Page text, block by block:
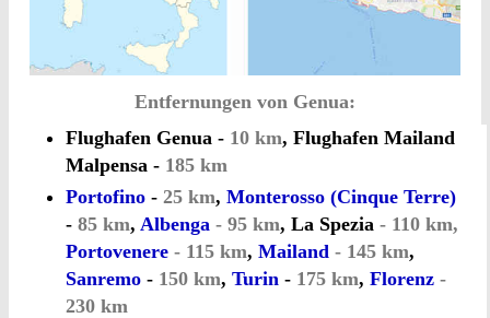
Entfernungen von Genua:
Flughafen Genua - 10 km, Flughafen Mailand
Malpensa - 185 km
Portofino - 25 km, Monterosso (Cinque Terre)
- 85 km, Albenga - 95 km, La Spezia - 110 km,
Portovenere - 115 km, Mailand - 145 km,
Sanremo - 150 km, Turin - 175 km, Florenz -
230 km